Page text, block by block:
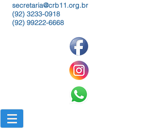
secretaria@crb11.org.br
(92) 3233-0918
(92) 99222-6668